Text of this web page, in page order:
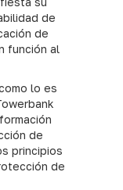
de
de
función al
lo es
de
principios
de